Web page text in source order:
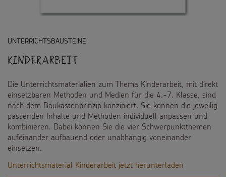
UNTERRICHTSBAUSTEINE
Kinderarbeit
Die Unterrichtsmaterialien zum Thema Kinderarbeit, mit direkt
einsetzbaren Methoden und Medien für die 4.-7. Klasse, sind
nach dem Baukastenprinzip konzipiert. Sie können die jeweilig
passenden Inhalte und Methoden individuell anpassen und
kombinieren. Dabei können Sie die vier Schwerpunktthemen
aufeinander aufbauend oder unabhängig voneinander
einsetzen.
Unterrichtsmaterial Kinderarbeit jetzt herunterladen